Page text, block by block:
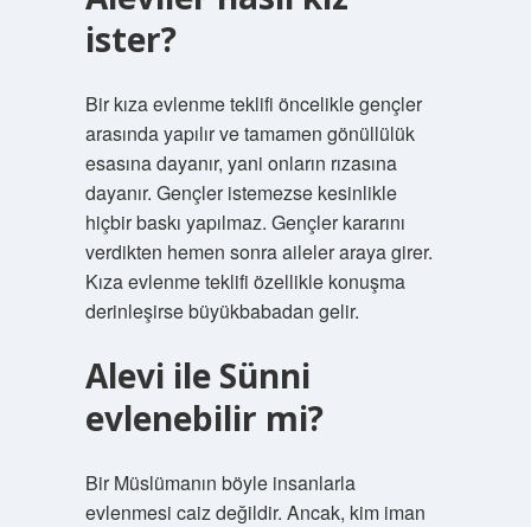
ister?
Bir kıza evlenme teklifi öncelikle gençler
arasında yapılır ve tamamen gönüllülük
esasına dayanır, yani onların rızasına
dayanır. Gençler istemezse kesinlikle
hiçbir baskı yapılmaz. Gençler kararını
verdikten hemen sonra aileler araya girer.
Kıza evlenme teklifi özellikle konuşma
derinleşirse büyükbabadan gelir.
Alevi ile Sünni
evlenebilir mi?
Bir Müslümanın böyle insanlarla
evlenmesi caiz değildir. Ancak, kim iman